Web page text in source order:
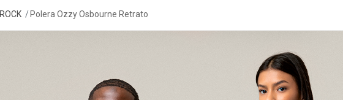
ROCK Polera Ozzy Osbourne Retrato